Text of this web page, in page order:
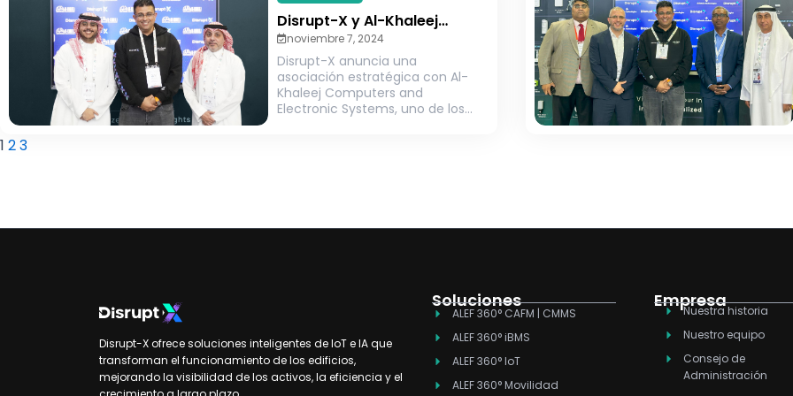
Disrupt-X y Al-Khaleej
Computers forjan una
alianza para mejorar las
soluciones IoT y de gestión
de instalaciones en Arabia
Saudí
noviembre 7, 2024
Disrupt-X anuncia una
asociación estratégica con Al-
Khaleej Computers and
Electronic Systems, uno de los
1 23
Disrupt-X ofrece soluciones inteligentes de IoT e IA que
transforman el funcionamiento de los edificios,
mejorando la visibilidad de los activos, la eficiencia y el
Soluciones
ALEF 360° CAFM | CMMS
ALEF 360° iBMS
ALEF 360° IoT
ALEF 360° Movilidad
Empresa
Nuestra historia
Nuestro equipo
Consejo de
Administración